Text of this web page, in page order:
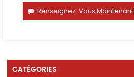
Renseignez-Vous Maintenant
CATÉGORIES